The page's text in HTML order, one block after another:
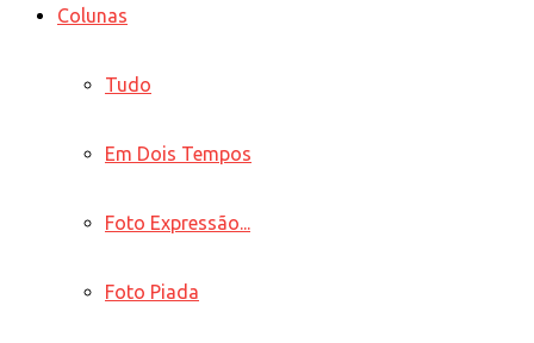
Colunas
Tudo
Em Dois Tempos
Foto Expressão...
Foto Piada